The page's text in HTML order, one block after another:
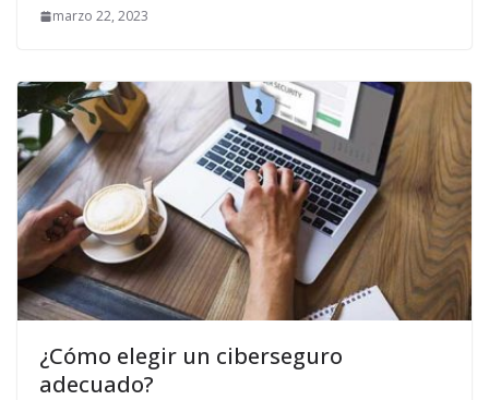
marzo 22, 2023
¿Cómo elegir un ciberseguro
adecuado?